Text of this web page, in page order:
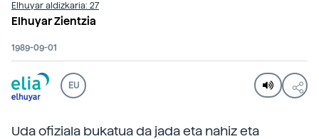
Elhuyar aldizkaria: 27
Elhuyar Zientzia
1989-09-01
EU
Uda ofiziala bukatua da jada eta nahiz eta